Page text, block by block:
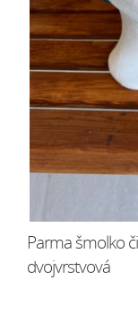
Parma šmolko
dvojvrstvová